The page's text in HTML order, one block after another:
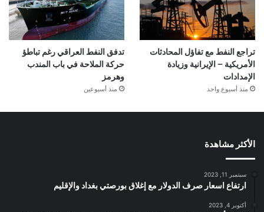
تراجع النفط مع تفاؤل المحادثات
الأمريكية – الإيرانية وزيادة
الإمدادات
منذ أسبوع واحد
تدفق النفط العراقي رغم تباطؤ
حركة الملاحة في باب المندب
وهرمز
منذ أسبوعين
الأكثر مشاهدة
سبتمبر 11, 2023
ارتفاع اسعار صرف الدولار مع إغلاق بورصتي بغداد والإقليم
أكتوبر 4, 2023